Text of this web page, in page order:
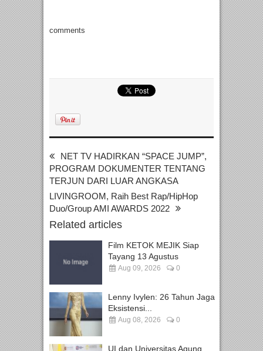
comments
NET TV HADIRKAN “SPACE JUMP”,
PROGRAM DOKUMENTER TENTANG
TERJUN DARI LUAR ANGKASA
LIVINGROOM, Raih Best Rap/HipHop
Duo/Group AMI AWARDS 2022
Related articles
Film KETOK MEJIK Siap
Tayang 13 Agustus
Aug 09, 2026 0
Lenny Ivylen: 26 Tahun Jaga
Eksistensi...
Aug 08, 2026 0
UI dan Universitas Agung